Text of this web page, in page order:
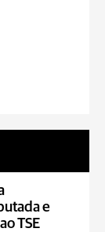
e
TSE